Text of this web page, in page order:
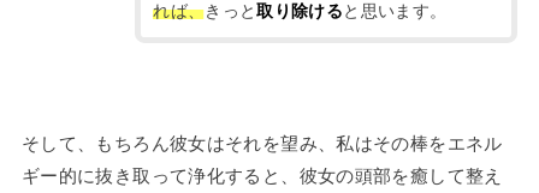
れば、きっと取り除けると思います。
そして、もちろん彼女はそれを望み、私はその棒をエネル
ギー的に抜き取って浄化すると、彼女の頭部を癒して整え